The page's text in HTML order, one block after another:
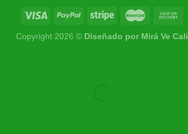
Copyright 2026 © Diseñado por Mirá Ve Cali